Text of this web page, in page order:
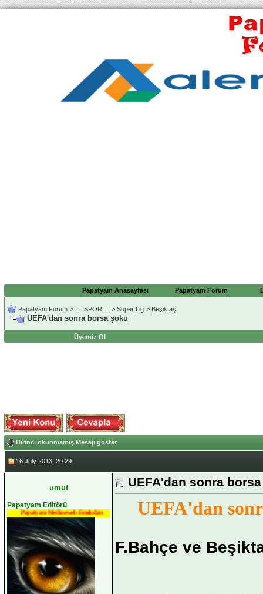
Papatyam Anasayfası Papatyam Forum
Papatyam Forum > ..::.SPOR.::. > Süper Lig > Beşiktaş
UEFA'dan sonra borsa şoku
Üyemiz Ol
Birinci okunmamış Mesajı göster
16 July 2013, 20:29
umut
Papatyam Editörü
Papatyam Medineweb Emekdarı
UEFA'dan sonra
UEFA'dan
F.Bahçe ve